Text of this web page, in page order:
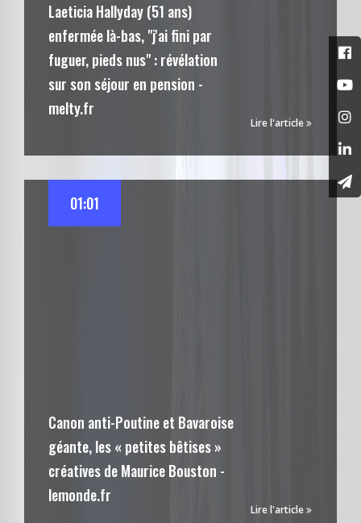
Laeticia Hallyday (51 ans)
enfermée là-bas, "j'ai fini par
fuguer, pieds nus" : révélation
sur son séjour en pension -
melty.fr
Lire l'article
Canon anti-Poutine et Bavaroise
géante, les « petites bêtises »
créatives de Maurice Bouston -
lemonde.fr
01:01
Lire l'article